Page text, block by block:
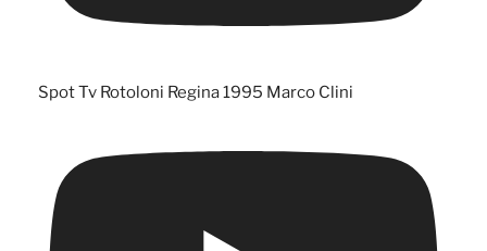
Spot Tv Rotoloni Regina 1995 Marco Clini